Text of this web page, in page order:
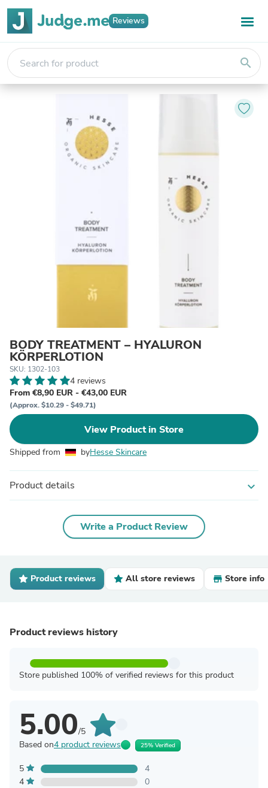
Reviews
search
BODY TREATMENT – HYALURON
KÖRPERLOTION
SKU: 1302-103
4 reviews
From €8,90 EUR - €43,00 EUR
(Approx. $10.29 - $49.71)
View Product in Store
Shipped from byHesse Skincare
Product details expand_more
Write a Product Review
Product reviews All store reviews Store info
Product reviews history
Store published 100% of verified reviews for this product
5.00/5
Based on4 product reviews 25% Verified
5
4
4
0